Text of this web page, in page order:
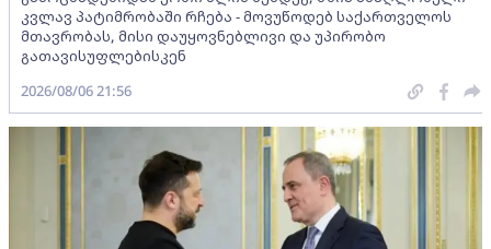
კვლავ პატიმრობაში რჩება - მოვუწოდებ საქართველოს
მთავრობას, მისი დაუყოვნებლივი და უპირობო
გათავისუფლებისკენ
2026/08/06 21:56